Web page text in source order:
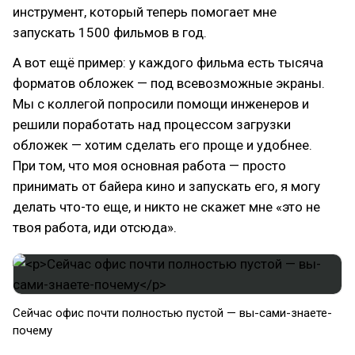
инструмент, который теперь помогает мне
запускать 1500 фильмов в год.
А вот ещё пример: у каждого фильма есть тысяча
форматов обложек — под всевозможные экраны.
Мы с коллегой попросили помощи инженеров и
решили поработать над процессом загрузки
обложек — хотим сделать его проще и удобнее.
При том, что моя основная работа — просто
принимать от байера кино и запускать его, я могу
делать что-то еще, и никто не скажет мне «это не
твоя работа, иди отсюда».
Сейчас офис почти полностью пустой — вы-сами-знаете-
почему